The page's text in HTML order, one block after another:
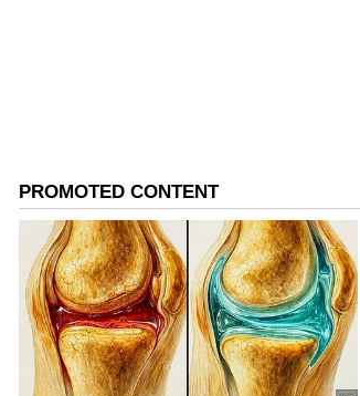
ಮುಖವನ್ನು ಸಾಧ್ಯವಾದಷ್ಟು ಬೇಗ ಸ್ವಚ್ಛವಾದ
2. ಮುಖವನ್ನು ಕ್ಲೀನ್ ಮಾಡಲು ಸ್ಪಾಂಜ್,
ಮೊಡವೆಗಳಾಗಬಹುದು. ಹೀಗಾಗಿ ಮುಖಕ್ಕೆ
ಮಾಡಿ.